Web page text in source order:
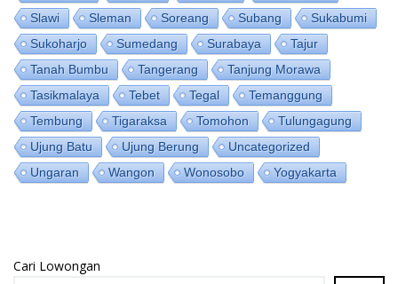
Slawi
Sleman Soreang Subang
Sukabumi
Sukoharjo
Sumedang Surabaya
Tajur
Tanah Bumbu
Tangerang
Tanjung Morawa
Tasikmalaya
Tebet Tegal
Temanggung
Tembung
Tigaraksa Tomohon
Tulungagung
Ujung Batu
Ujung Berung
Uncategorized
Ungaran
Wangon Wonosobo Yogyakarta
Cari Lowongan